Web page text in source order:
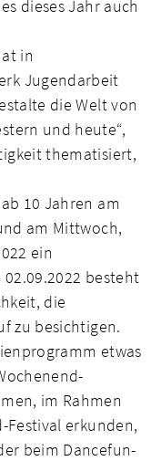
dieses Jahr auch
in
Jugendarbeit
die Welt von
und heute“,
thematisiert,
10 Jahren am
am Mittwoch,
ein
besteht
die
zu besichtigen.
etwas
im Rahmen
Festival erkunden,
beim Dancefun-